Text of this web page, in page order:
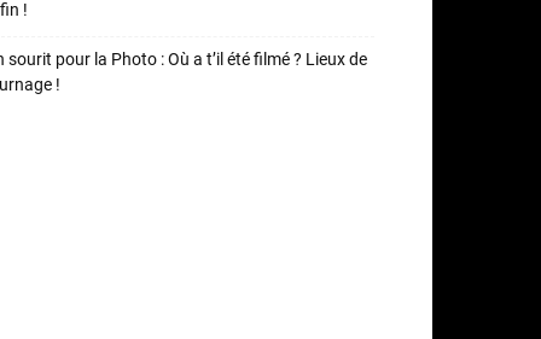
!
sourit pour la Photo : Où a t’il été filmé ? Lieux de
!